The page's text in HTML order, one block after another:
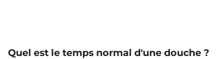
Quel est le temps normal d'une douche ?